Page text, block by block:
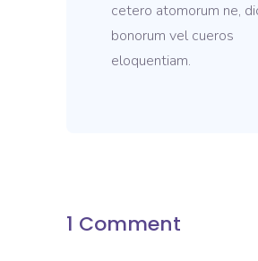
cetero atomorum ne,
bonorum vel cueros
eloquentiam.
1 Comment